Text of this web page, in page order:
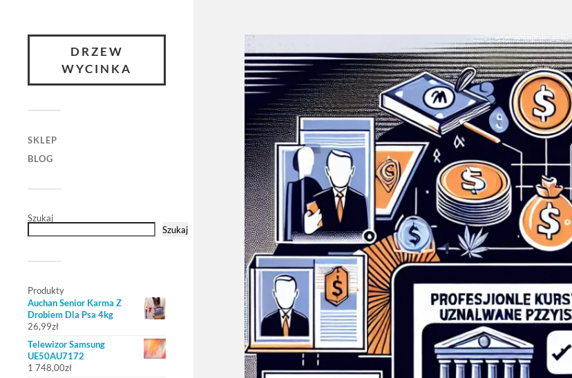
DRZEW
WYCINKA
SKLEP
BLOG
Szukaj
Szukaj
Produkty
Auchan Senior Karma Z
Drobiem Dla Psa 4kg
26,99zł
Telewizor Samsung
UE50AU7172
1 748,00zł